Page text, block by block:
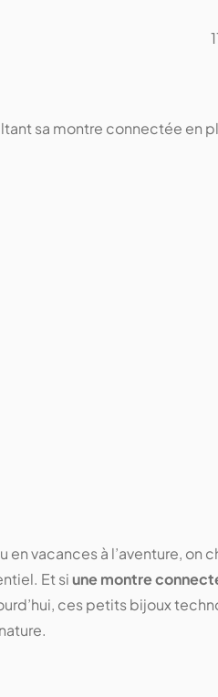
en vacances à l’aventure, on
Et siune montre
ces petits bijoux